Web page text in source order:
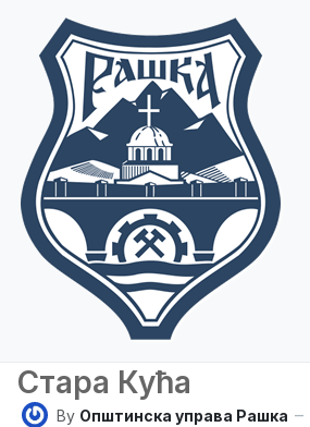
Стара Кућа
By Општинска управа Рашка